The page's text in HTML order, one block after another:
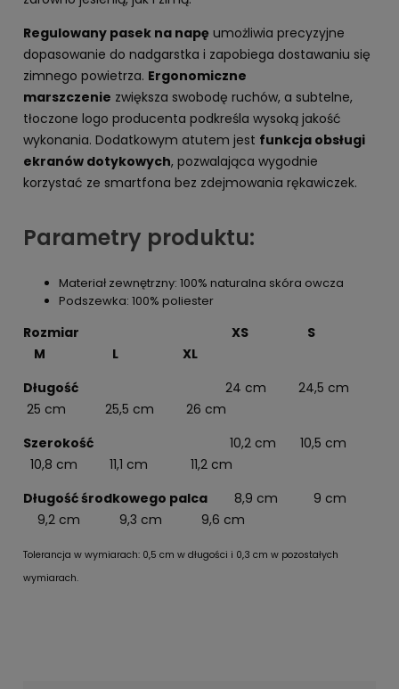
Regulowany pasek na napę umożliwia precyzyjne
dopasowanie do nadgarstka i zapobiega dostawaniu się
zimnego powietrza. Ergonomiczne
marszczenie zwiększa swobodę ruchów, a subtelne,
tłoczone logo producenta podkreśla wysoką jakość
wykonania. Dodatkowym atutem jest funkcja obsługi
ekranów dotykowych, pozwalająca wygodnie
korzystać ze smartfona bez zdejmowania rękawiczek.
Parametry produktu:
Materiał zewnętrzny: 100% naturalna skóra owcza
Podszewka: 100% poliester
Rozmiar XS S
M L XL
Długość 24 cm 24,5 cm
25 cm 25,5 cm 26 cm
Szerokość 10,2 cm
10,5 cm
10,8 cm 11,1 cm 11,2 cm
Długość środkowego palca
8,9 cm 9 cm
9,2 cm 9,3 cm 9,6 cm
Tolerancja w wymiarach: 0,5 cm w długości i 0,3 cm w pozostałych
wymiarach.